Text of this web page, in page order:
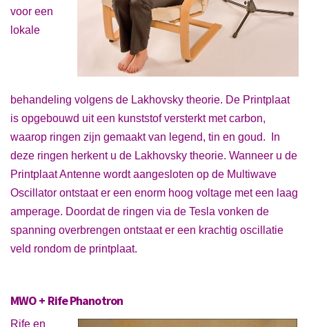
voor een
lokale
behandeling volgens de Lakhovsky theorie. De Printplaat
is opgebouwd uit een kunststof versterkt met carbon,
waarop ringen zijn gemaakt van legend, tin en goud. In
deze ringen herkent u de Lakhovsky theorie. Wanneer u de
Printplaat Antenne wordt aangesloten op de Multiwave
Oscillator ontstaat er een enorm hoog voltage met een laag
amperage. Doordat de ringen via de Tesla vonken de
spanning overbrengen ontstaat er een krachtig oscillatie
veld rondom de printplaat.
MWO + Rife Phanotron
Rife en